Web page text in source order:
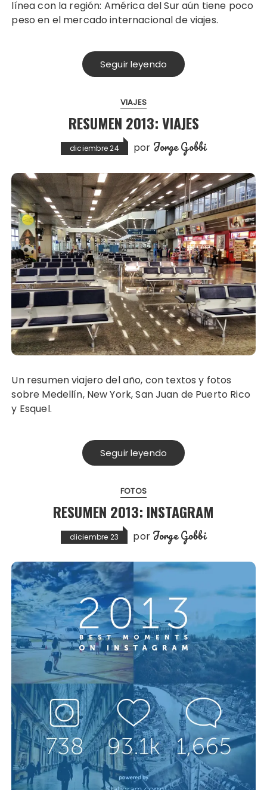
línea con la región: América del Sur aún tiene poco
peso en el mercado internacional de viajes.
Seguir leyendo
VIAJES
RESUMEN 2013: VIAJES
diciembre 24 por Jorge Gobbi
Un resumen viajero del año, con textos y fotos
sobre Medellín, New York, San Juan de Puerto Rico
y Esquel.
Seguir leyendo
FOTOS
RESUMEN 2013: INSTAGRAM
diciembre 23 por Jorge Gobbi